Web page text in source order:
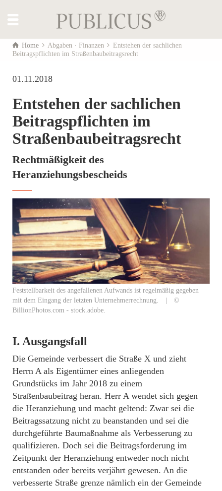
Home Abgaben · Finanzen
Entstehen der sachlichen
Beitragspflichten im Straßenbaubeitragsrecht
01.11.2018
Entstehen der sachlichen
Beitragspflichten im
Straßenbaubeitragsrecht
Rechtmäßigkeit des
Heranziehungsbescheids
Feststellbarkeit des angefallenen Aufwands ist regelmäßig gegeben
mit dem Eingang der letzten Unternehmerrechnung. | ©
BillionPhotos.com - stock.adobe.
I. Ausgangsfall
Die Gemeinde verbessert die Straße X und zieht
Herrn A als Eigentümer eines anliegenden
Grundstücks im Jahr 2018 zu einem
Straßenbaubeitrag heran. Herr A wendet sich gegen
die Heranziehung und macht geltend: Zwar sei die
Beitragssatzung nicht zu beanstanden und sei die
durchgeführte Baumaßnahme als Verbesserung zu
qualifizieren. Doch sei die Beitragsforderung im
Zeitpunkt der Heranziehung entweder noch nicht
entstanden oder bereits verjährt gewesen. An die
verbesserte Straße grenze nämlich ein der Gemeinde